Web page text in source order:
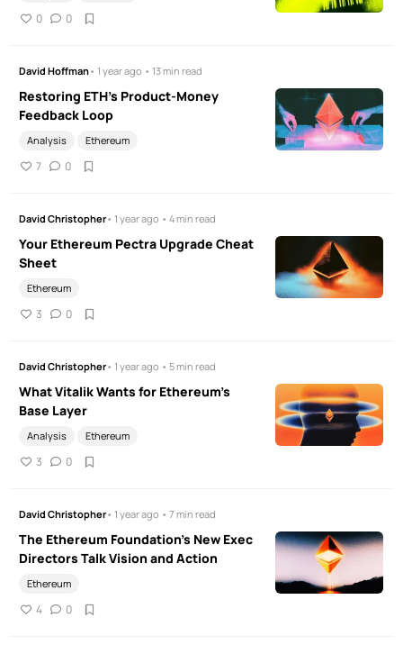
0 0
David Hoffman• 1 year ago • 13 min read
Restoring ETH’s Product-Money
Feedback Loop
Analysis Ethereum
7 0
David Christopher• 1 year ago • 4 min read
Your Ethereum Pectra Upgrade Cheat
Sheet
Ethereum
3 0
David Christopher• 1 year ago • 5 min read
What Vitalik Wants for Ethereum's
Base Layer
Analysis Ethereum
3 0
David Christopher• 1 year ago • 7 min read
The Ethereum Foundation’s New Exec
Directors Talk Vision and Action
Ethereum
4 0